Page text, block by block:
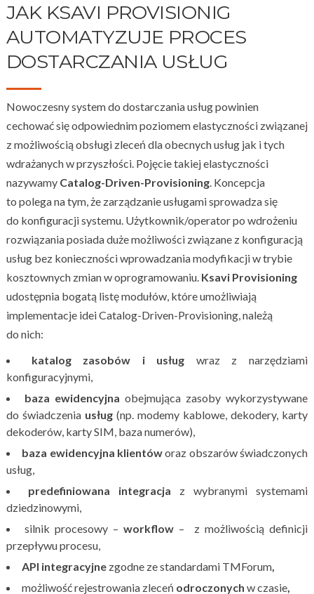
JAK KSAVI PROVISIONIG
AUTOMATYZUJE PROCES
DOSTARCZANIA USŁUG
Nowoczesny system do dostarczania usług powinien
cechować się odpowiednim poziomem elastyczności związanej
z możliwością obsługi zleceń dla obecnych usług jak i tych
wdrażanych w przyszłości. Pojęcie takiej elastyczności
nazywamy Catalog-Driven-Provisioning. Koncepcja
to polega na tym, że zarządzanie usługami sprowadza się
do konfiguracji systemu. Użytkownik/operator po wdrożeniu
rozwiązania posiada duże możliwości związane z konfiguracją
usług bez konieczności wprowadzania modyfikacji w trybie
kosztownych zmian w oprogramowaniu. Ksavi Provisioning
udostępnia bogatą listę modułów, które umożliwiają
implementacje idei Catalog-Driven-Provisioning, należą
do nich:
katalog zasobów i usług wraz z narzędziami
konfiguracyjnymi,
baza ewidencyjna obejmująca zasoby wykorzystywane
do świadczenia usług(np. modemy kablowe, dekodery, karty
dekoderów, karty SIM, baza numerów),
baza ewidencyjna klientóworaz obszarów świadczonych
usług,
predefiniowana integracja z wybranymi systemami
dziedzinowymi,
silnik procesowy – workflow – z możliwością definicji
przepływu procesu,
API integracyjne zgodne ze standardami TMForum,
możliwość rejestrowania zleceń odroczonych w czasie,